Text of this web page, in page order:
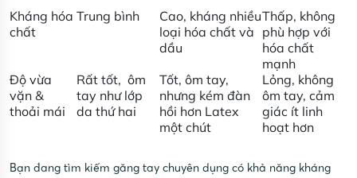
Kháng hóa
chất
Trung bình
Cao, kháng nhiều
loại hóa chất và
dầu
Thấp, không
phù hợp với
hóa chất
mạnh
Độ vừa
vặn &
thoải mái
Rất tốt, ôm
tay như lớp
da thứ hai
Tốt, ôm tay,
nhưng kém đàn
hồi hơn Latex
một chút
Lỏng, không
ôm tay, cảm
giác ít linh
hoạt hơn
Bạn đang tìm kiếm găng tay chuyên dụng có khả năng kháng